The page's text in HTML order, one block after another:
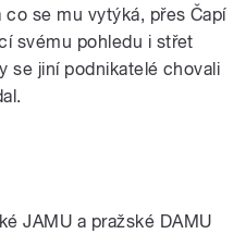
se mu vytýká, přes Čapí
svému pohledu i střet
se jiní podnikatelé chovali
JAMU a pražské DAMU